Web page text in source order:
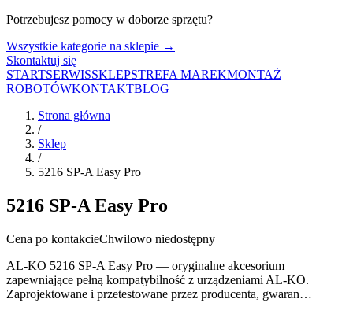
Potrzebujesz pomocy w doborze sprzętu?
Wszystkie kategorie na sklepie →
Skontaktuj się
STARTSERWISSKLEPSTREFA MAREKMONTAŻ
ROBOTÓWKONTAKTBLOG
Strona główna
/
Sklep
/
5216 SP-A Easy Pro
5216 SP-A Easy Pro
Cena po kontakcieChwilowo niedostępny
AL-KO 5216 SP-A Easy Pro — oryginalne akcesorium
zapewniające pełną kompatybilność z urządzeniami AL-KO.
Zaprojektowane i przetestowane przez producenta, gwaran…